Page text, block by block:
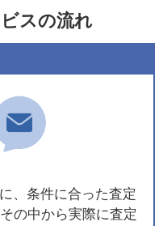
スの流れ
、条件に合った査定
の中から実際に査定